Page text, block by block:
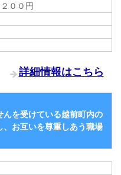
００円
詳細情報はこちら
んを受けている越前町内の
お互いを尊重しあう職場